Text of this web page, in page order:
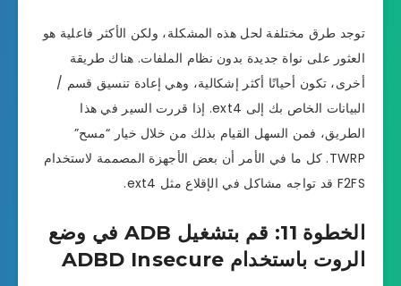
توجد طرق مختلفة لحل هذه المشكلة، ولكن الأكثر فاعلية هو
العثور على نواة جديدة بدون نظام الملفات. هناك طريقة
أخرى، تكون أحيانًا أكثر إشكالية، وهي إعادة تنسيق قسم /
البيانات الخاص بك إلى ext4. إذا قررت السير في هذا
الطريق، فمن السهل القيام بذلك من خلال خيار “مسح”
TWRP. كل ما في الأمر أن بعض الأجهزة المصممة لاستخدام
F2FS قد تواجه مشاكل في الإقلاع مثل ext4.
الخطوة 11: قم بتشغيل ADB في وضع
الروت باستخدام ADBD Insecure